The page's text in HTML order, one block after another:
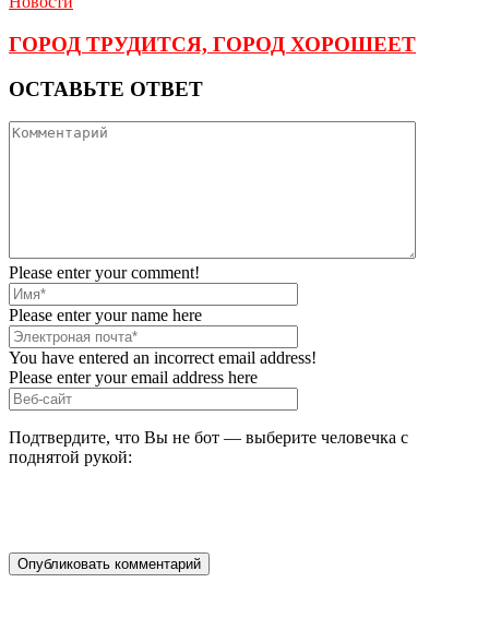
ГОРОД ТРУДИТСЯ, ГОРОД ХОРОШЕЕТ
ОСТАВЬТЕ ОТВЕТ
Please enter your comment!
Please enter your name here
You have entered an incorrect email address!
Please enter your email address here
Подтвердите, что Вы не бот — выберите человечка с
поднятой рукой: